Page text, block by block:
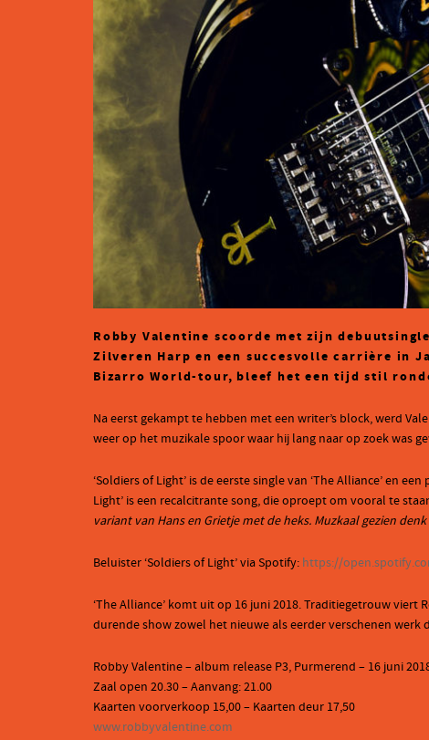
Robby Valentine scoorde met zijn
Zilveren Harp en een succesvolle carrière in
Bizarro World-tour, bleef het een tijd stil
Na eerst gekampt te hebben met een writer’s block, werd
weer op het muzikale spoor waar hij lang naar op zoek was
‘Soldiers of Light’ is de eerste single van ‘The Alliance’ en
Light’ is een recalcitrante song, die oproept om vooral te
variant van Hans en Grietje met de heks. Muzkaal gezien
Beluister ‘Soldiers of Light’ via Spotify: https://
‘The Alliance’ komt uit op 16 juni 2018. Traditiegetrouw
durende show zowel het nieuwe als eerder verschenen werk
Robby Valentine – album release P3, Purmerend – 16 juni
Zaal open 20.30 – Aanvang: 21.00
Kaarten voorverkoop 15,00 – Kaarten deur 17,50
www.robbyvalentine.com